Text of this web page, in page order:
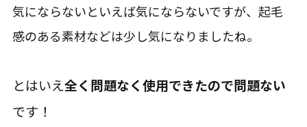
気にならないといえば気にならないですが、起毛
感のある素材などは少し気になりましたね。
とはいえ全く問題なく使用できたので問題ない
です！